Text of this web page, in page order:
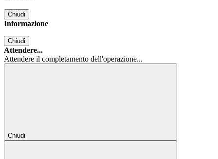
Chiudi
Informazione
Chiudi
Attendere...
Attendere il completamento dell'operazione...
Chiudi